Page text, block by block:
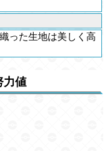
った生地は美しく高
力値